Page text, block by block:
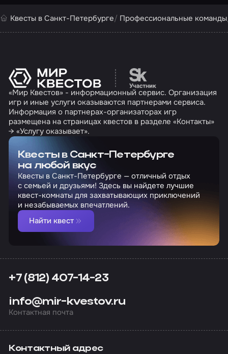
Квесты в Санкт-Петербурге Профессиональные команды
Перейти на сайт
«Мир Квестов» - информационный сервис. Организация
игр и иные услуги оказываются партнерами сервиса.
Информация о партнерах-организаторах игр
размещена на страницах квестов в разделе «Контакты»
→ «Услугу оказывает».
Квесты в Санкт-Петербурге
на любой вкус
Квесты в Санкт-Петербурге — отличный отдых
с семьей и друзьями! Здесь вы найдете лучшие
квест-комнаты для захватывающих приключений
и незабываемых впечатлений.
Найти квест
+7 (812) 407-14-23
info@mir-kvestov.ru
Контактная почта
Контактный адрес